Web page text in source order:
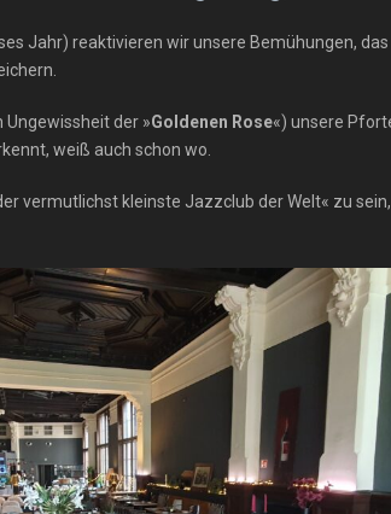
Jahr) reaktivieren wir unsere Bemühungen,
der »Goldenen Rose«) unsere
weiß auch schon wo.
vermutlichst kleinste Jazzclub der Welt« zu